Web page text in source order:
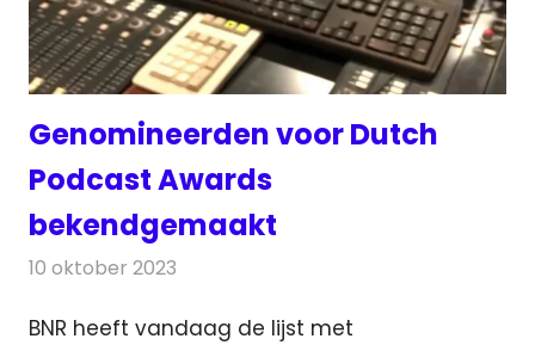
Genomineerden voor Dutch
Podcast Awards
bekendgemaakt
10 oktober 2023
BNR heeft vandaag de lijst met